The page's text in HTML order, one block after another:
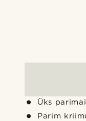
Üks
Parim